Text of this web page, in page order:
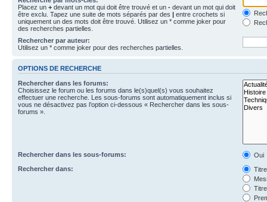
Placez un + devant un mot qui doit être trouvé et un - devant un mot qui doit
être exclu. Tapez une suite de mots séparés par des | entre crochets si
uniquement un des mots doit être trouvé. Utilisez un * comme joker pour
des recherches partielles.
Rechercher par auteur:
Utilisez un * comme joker pour des recherches partielles.
OPTIONS DE RECHERCHE
Rechercher dans les forums:
Choisissez le forum ou les forums dans le(s)quel(s) vous souhaitez
effectuer une recherche. Les sous-forums sont automatiquement inclus si
vous ne désactivez pas l’option ci-dessous « Rechercher dans les sous-
forums ».
Rechercher dans les sous-forums:
Oui
Rechercher dans: